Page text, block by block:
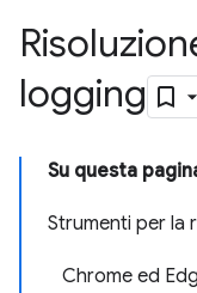
logging
Su questa
Strumenti per la
Chrome ed